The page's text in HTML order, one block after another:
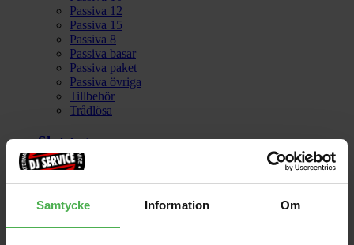
Samtycke Information Om
Passiva 12
Passiva 15
Passiva 8
Passiva basar
Passiva paket
Passiva övriga
Tillbehör
Trådlösa
Slutsteg
Se alla
Övrigt
Se alla